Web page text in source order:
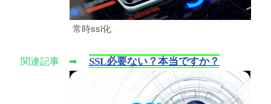
常時ssl化
関連記事 ➡ SSL必要ない？本当ですか？